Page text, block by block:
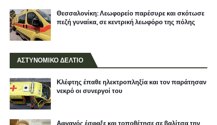
Θεσσαλονίκη: Λεωφορείο παρέσυρε και σκότωσε
πεζή γυναίκα, σε κεντρική λεωφόρο της πόλης
ΑΣΤΥΝΟΜΙΚΟ ΔΕΛΤΙΟ
Κλέφτης έπαθε ηλεκτροπληξία και τον παράτησαν
νεκρό οι συνεργοί του
Αφγανός έσφαξε και τοποθέτησε σε βαλίτσα την